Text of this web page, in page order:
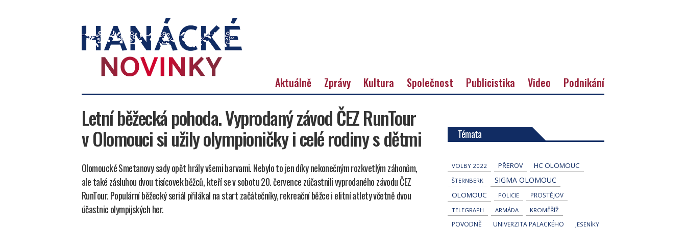
novinky
Aktuálně Zprávy Kultura Společnost Publicistika Video Podnikání
Letní běžecká pohoda. Vyprodaný závod ČEZ RunTour
v Olomouci si užily olympioničky i celé rodiny s dětmi
Olomoucké Smetanovy sady opět hrály všemi barvami. Nebylo to jen díky nekonečným rozkvetlým záhonům,
ale také zásluhou dvou tisícovek běžců, kteří se v sobotu 20. července zúčastnili vyprodaného závodu ČEZ
RunTour. Populární běžecký seriál přilákal na start začátečníky, rekreační běžce i elitní atlety včetně dvou
účastnic olympijských her.
Témata
VOLBY 2022 PŘEROV HC OLOMOUC
ŠTERNBERK SIGMA OLOMOUC
OLOMOUC POLICIE PROSTĚJOV
TELEGRAPH ARMÁDA KROMĚŘÍŽ
POVODNĚ UNIVERZITA PALACKÉHO JESENÍKY